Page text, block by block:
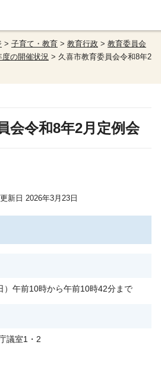
> 子育て・教育 > 教育行政 > 教育委員会
度の開催状況 > 久喜市教育委員会令和8年2
会令和8年2月定例会
新日 2026年3月23日
）午前10時から午前10時42分まで
議室1・2